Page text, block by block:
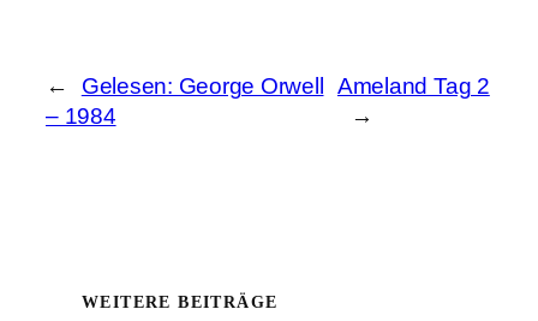
←
Gelesen: George Orwell
– 1984
Ameland Tag 2
→
WEITERE BEITRÄGE